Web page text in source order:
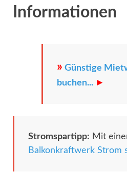
Informationen
» Günstige
buchen... ►
Stromspartipp: Mit
Balkonkraftwerk Strom